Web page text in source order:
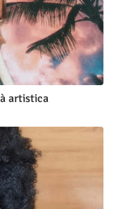
artistica